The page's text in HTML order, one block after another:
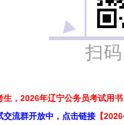
扫码
生，2026年辽宁公务员考试用书
流群开放中，点击链接 【